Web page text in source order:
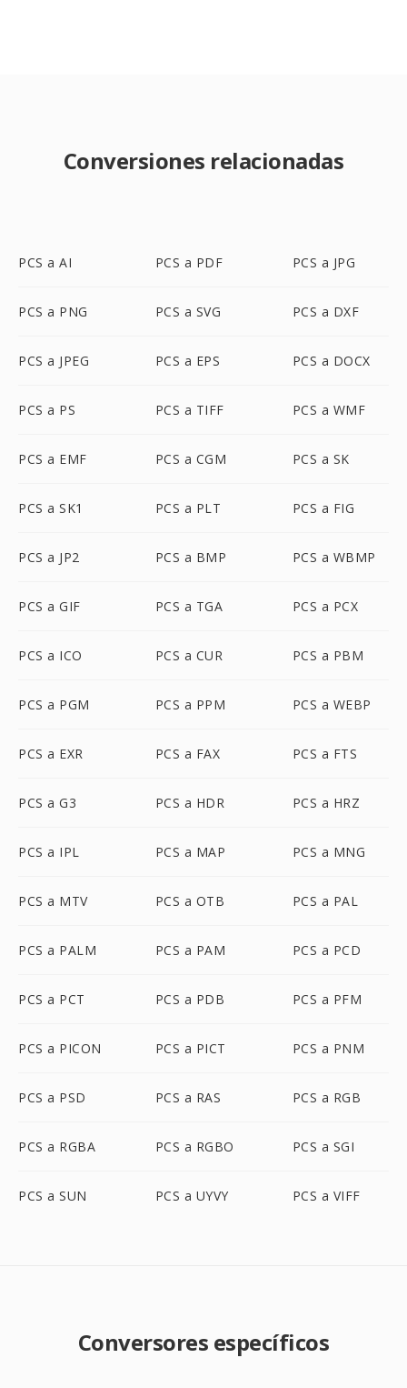
Conversiones relacionadas
PCS a AI PCS a PDF PCS a JPG
PCS a PNG PCS a SVG PCS a DXF
PCS a JPEG PCS a EPS PCS a DOCX
PCS a PS PCS a TIFF PCS a WMF
PCS a EMF PCS a CGM PCS a SK
PCS a SK1 PCS a PLT PCS a FIG
PCS a JP2 PCS a BMP PCS a WBMP
PCS a GIF PCS a TGA PCS a PCX
PCS a ICO PCS a CUR PCS a PBM
PCS a PGM PCS a PPM PCS a WEBP
PCS a EXR PCS a FAX PCS a FTS
PCS a G3 PCS a HDR PCS a HRZ
PCS a IPL PCS a MAP PCS a MNG
PCS a MTV PCS a OTB PCS a PAL
PCS a PALM PCS a PAM PCS a PCD
PCS a PCT PCS a PDB PCS a PFM
PCS a PICON PCS a PICT PCS a PNM
PCS a PSD PCS a RAS PCS a RGB
PCS a RGBA PCS a RGBO PCS a SGI
PCS a SUN PCS a UYVY PCS a VIFF
Conversores específicos